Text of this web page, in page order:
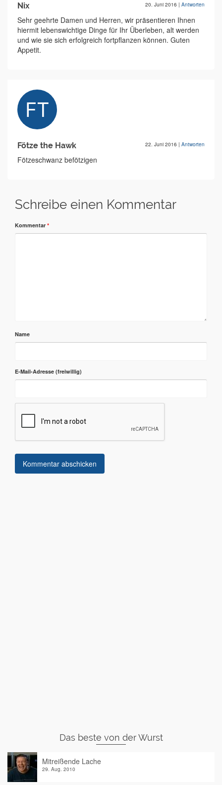
Nix 20. Juni 2016 | Antworten
Sehr geehrte Damen und Herren, wir präsentieren Ihnen
hiermit lebenswichtige Dinge für Ihr Überleben, alt werden
und wie sie sich erfolgreich fortpflanzen können. Guten
Appetit.
Fötze the Hawk 22. Juni 2016 | Antworten
Fötzeschwanz befötzigen
Schreibe einen Kommentar
Kommentar *
Name
E-Mail-Adresse
Das beste von der Wurst
Mitreißende Lache
29. Aug. 2010